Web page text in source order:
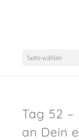
Seite wählen
Tag 52
an Dein